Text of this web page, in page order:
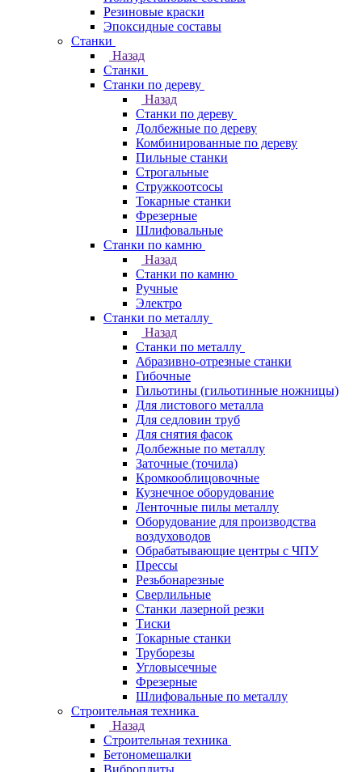
Резиновые краски
Эпоксидные составы
Станки
Назад
Станки
Станки по дереву
Назад
Станки по дереву
Долбежные по дереву
Комбинированные по дереву
Пильные станки
Строгальные
Стружкоотсосы
Токарные станки
Фрезерные
Шлифовальные
Станки по камню
Назад
Станки по камню
Ручные
Электро
Станки по металлу
Назад
Станки по металлу
Абразивно-отрезные станки
Гибочные
Гильотины (гильотинные ножницы)
Для листового металла
Для седловин труб
Для снятия фасок
Долбежные по металлу
Заточные (точила)
Кромкооблицовочные
Кузнечное оборудование
Ленточные пилы металлу
Оборудование для производства
воздуховодов
Обрабатывающие центры с ЧПУ
Прессы
Резьбонарезные
Сверлильные
Станки лазерной резки
Тиски
Токарные станки
Труборезы
Угловысечные
Фрезерные
Шлифовальные по металлу
Строительная техника
Назад
Строительная техника
Бетономешалки
Виброплиты